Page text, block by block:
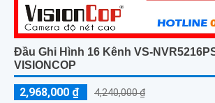
Đầu Ghi Hình 16 Kênh VS-
VISIONCOP
2,968,000 ₫ 4,240,000 ₫